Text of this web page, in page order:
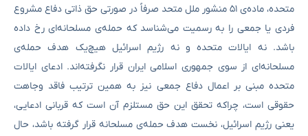
متحده، ماده‌ی ۵۱ منشور ملل متحد صرفاً در صورتی حق ذاتی دفاع مشروع
فردی یا جمعی را به رسمیت می‌شناسد که حمله‌ی مسلحانه‌ای رخ داده
باشد. نه ایالات متحده و نه رژیم اسرائیل هیچ‌یک هدف حمله‌ی
مسلحانه‌ای از سوی جمهوری اسلامی ایران قرار نگرفته‌اند. ادعای ایالات
متحده مبنی بر اعمال دفاع جمعی نیز به همین ترتیب فاقد وجاهت
حقوقی است، چراکه تحقق این حق مستلزم آن است که قربانی ادعایی،
یعنی رژیم اسرائیل، نخست هدف حمله‌ی مسلحانه قرار گرفته باشد، حال